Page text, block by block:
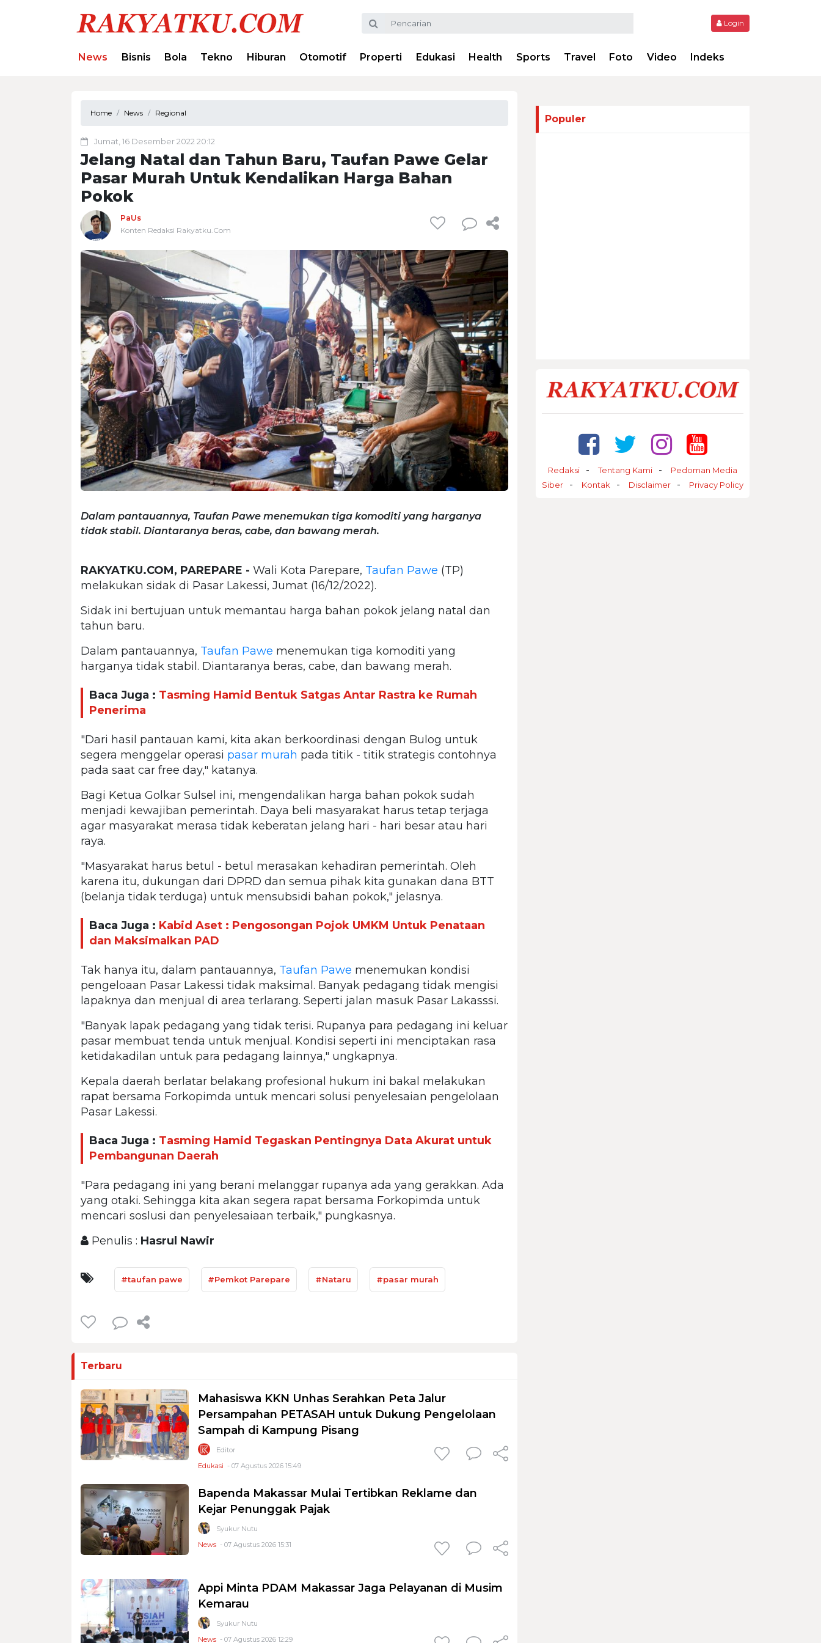
Login
News Bisnis Bola Tekno Hiburan Otomotif Properti Edukasi Health Sports Travel Foto Video Indeks
Home News Regional
Jumat, 16 Desember 2022 20:12
Jelang Natal dan Tahun Baru, Taufan Pawe Gelar
Pasar Murah Untuk Kendalikan Harga Bahan
Pokok
PaUs
Konten Redaksi Rakyatku.Com
Dalam pantauannya, Taufan Pawe menemukan tiga komoditi yang harganya
tidak stabil. Diantaranya beras, cabe, dan bawang merah.
RAKYATKU.COM, PAREPARE - Wali Kota Parepare, Taufan Pawe (TP)
melakukan sidak di Pasar Lakessi, Jumat (16/12/2022).
Sidak ini bertujuan untuk memantau harga bahan pokok jelang natal dan
tahun baru.
Dalam pantauannya, Taufan Pawe menemukan tiga komoditi yang
harganya tidak stabil. Diantaranya beras, cabe, dan bawang merah.
Baca Juga : Tasming Hamid Bentuk Satgas Antar Rastra ke Rumah
Penerima
"Dari hasil pantauan kami, kita akan berkoordinasi dengan Bulog untuk
segera menggelar operasi pasar murah pada titik - titik strategis contohnya
pada saat car free day," katanya.
Bagi Ketua Golkar Sulsel ini, mengendalikan harga bahan pokok sudah
menjadi kewajiban pemerintah. Daya beli masyarakat harus tetap terjaga
agar masyarakat merasa tidak keberatan jelang hari - hari besar atau hari
raya.
"Masyarakat harus betul - betul merasakan kehadiran pemerintah. Oleh
karena itu, dukungan dari DPRD dan semua pihak kita gunakan dana BTT
(belanja tidak terduga) untuk mensubsidi bahan pokok," jelasnya.
Baca Juga : Kabid Aset : Pengosongan Pojok UMKM Untuk Penataan
dan Maksimalkan PAD
Tak hanya itu, dalam pantauannya, Taufan Pawe menemukan kondisi
pengeloaan Pasar Lakessi tidak maksimal. Banyak pedagang tidak mengisi
lapaknya dan menjual di area terlarang. Seperti jalan masuk Pasar Lakasssi.
"Banyak lapak pedagang yang tidak terisi. Rupanya para pedagang ini keluar
pasar membuat tenda untuk menjual. Kondisi seperti ini menciptakan rasa
ketidakadilan untuk para pedagang lainnya," ungkapnya.
Kepala daerah berlatar belakang profesional hukum ini bakal melakukan
rapat bersama Forkopimda untuk mencari solusi penyelesaian pengelolaan
Pasar Lakessi.
Baca Juga : Tasming Hamid Tegaskan Pentingnya Data Akurat untuk
Pembangunan Daerah
"Para pedagang ini yang berani melanggar rupanya ada yang gerakkan. Ada
yang otaki. Sehingga kita akan segera rapat bersama Forkopimda untuk
mencari soslusi dan penyelesaiaan terbaik," pungkasnya.
Penulis : Hasrul Nawir
#taufan pawe #Pemkot Parepare #Nataru #pasar murah
Terbaru
Mahasiswa KKN Unhas Serahkan Peta Jalur
Persampahan PETASAH untuk Dukung Pengelolaan
Sampah di Kampung Pisang
Editor
Edukasi - 07 Agustus 2026 15:49
Bapenda Makassar Mulai Tertibkan Reklame dan
Kejar Penunggak Pajak
Syukur Nutu
News - 07 Agustus 2026 15:31
Appi Minta PDAM Makassar Jaga Pelayanan di Musim
Kemarau
Syukur Nutu
News - 07 Agustus 2026 12:29
Populer
Redaksi Tentang Kami
Pedoman Media
Siber
Kontak Disclaimer Privacy Policy